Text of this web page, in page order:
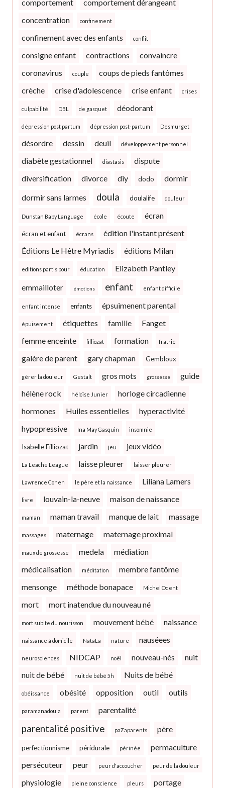
comportement
comportement dérangeant
concentration
confinement
confinement avec des enfants conflit
consigne enfant contractions
convaincre
coronavirus
couple
coups de pieds fantômes
crèche
crise d'adolescence crise enfant crises
culpabilité DBL de gasquet déodorant
dépression post partum dépression post-partum Desmurget
désordre dessin deuil développement personnel
diabète gestationnel diastasis
dispute
diversification
divorce diy dodo
dormir
dormir sans larmes
doula doulalife douleur
Dunstan Baby Language école écoute écran
écran et enfant écrans
édition l'instant présent
Éditions Le Hêtre Myriadis
éditions Milan
editions partis pour éducation
Elizabeth Pantley
emmailloter
émotions enfant enfant difficile
enfant intense enfants épsuimenent parental
épuisement étiquettes famille
Fanget
femme enceinte
filliozat formation fratrie
galère de parent gary chapman Gembloux
gérer la douleur Gestalt gros mots grossesse
guide
hélène rock
héloïse Junier
horloge circadienne
hormones
Huiles essentielles
hyperactivité
hypopressive
Ina May Gasquin insomnie
Isabelle Filliozat jardin jeu jeux vidéo
La Leache League laisse pleurer laisser pleurer
Lawrence Cohen le père et la naissance Liliana Lamers
livre louvain-la-neuve maison de naissance
maman maman travail manque de lait massage
massages maternage maternage proximal
maux de grossesse medela
médiation
médicalisation
méditation
membre fantôme
mensonge
méthode bonapace Michel Odent
mort mort inatendue du nouveau né
mort subite du nourisson mouvement bébé naissance
naissance à domicile NataLa nature nauséees
neurosciences NIDCAP noël nouveau-nés
nuit
nuit de bébé
nuit de bébé 5h Nuits de bébé
obéissance obésité opposition outil outils
paramanadoula parent parentalité
parentalité positive paZaparents père
perfectionnisme péridurale périnée
permaculture
persécuteur
peur peur d'accoucher peur de la douleur
physiologie pleine conscience pleurs portage